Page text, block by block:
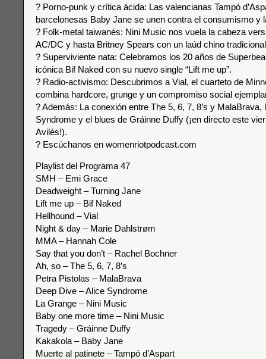
? Porno-punk y crítica ácida: Las valencianas Tampó
barcelonesas Baby Jane se unen contra el consumismo y
? Folk-metal taiwanés: Nini Music nos vuela la cabeza
AC/DC y hasta Britney Spears con un laúd chino
? Superviviente nata: Celebramos los 20 años de
icónica Bif Naked con su nuevo single “Lift me up”.
? Radio-activismo: Descubrimos a Vial, el cuarteto de
combina hardcore, grunge y un compromiso social
? Además: La conexión entre The 5, 6, 7, 8’s y MalaBrava,
Syndrome y el blues de Gráinne Duffy (¡en directo este
Avilés!).
? Escúchanos en womenriotpodcast.com
Playlist del Programa 47
SMH – Emi Grace
Deadweight – Turning Jane
Lift me up – Bif Naked
Hellhound – Vial
Night & day – Marie Dahlstrøm
MMA – Hannah Cole
Say that you don’t – Rachel Bochner
Ah, so – The 5, 6, 7, 8’s
Petra Pistolas – MalaBrava
Deep Dive – Alice Syndrome
La Grange – Nini Music
Baby one more time – Nini Music
Tragedy – Gráinne Duffy
Kakakola – Baby Jane
Muerte al patinete – Tampó d’Aspart